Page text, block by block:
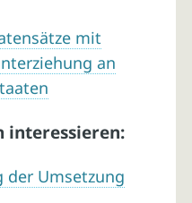
mit
an
interessieren:
der Umsetzung